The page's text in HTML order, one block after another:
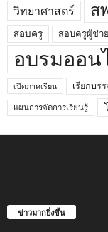
วิทยาศาสตร์ ส
สอบครู สอบครูผู้ช่วย
อบรมออน
เปิดภาคเรียน เรียกบร
แผนการจัดการเรียนรู้
ข่าวมากยิ่งขึ้น